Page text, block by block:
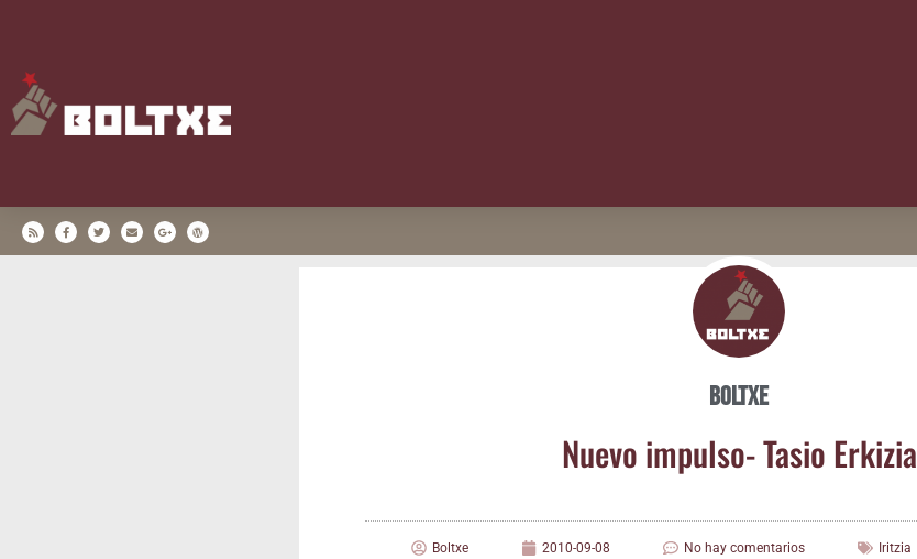
Boltxe
Nue­vo impul­so- Tasio Erkizia
Boltxe 2010-09-08 No hay comentarios Iritzia